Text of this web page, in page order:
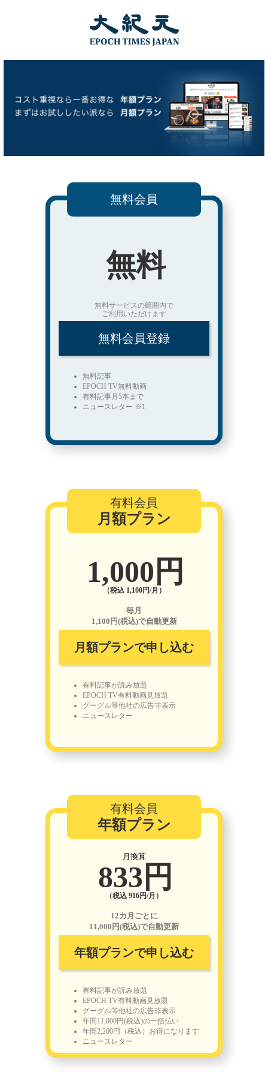
無料会員
無料
無料サービスの範囲内で
ご利用いただけます
無料会員登録
無料記事
EPOCH TV無料動画
有料記事月5本まで
ニュースレター ※1
有料会員
月額プラン
1,000円
（税込 1,100円/月）
毎月
1,100円(税込)で自動更新
月額プランで申し込む
有料記事が読み放題
EPOCH TV有料動画見放題
グーグル等他社の広告非表示
ニュースレター
有料会員
年額プラン
月換算
833円
（税込 916円/月）
12カ月ごとに
11,000円(税込)で自動更新
年額プランで申し込む
有料記事が読み放題
EPOCH TV有料動画見放題
グーグル等他社の広告非表示
年間11,000円(税込)の一括払い
年間2,200円（税込）お得になります
ニュースレター